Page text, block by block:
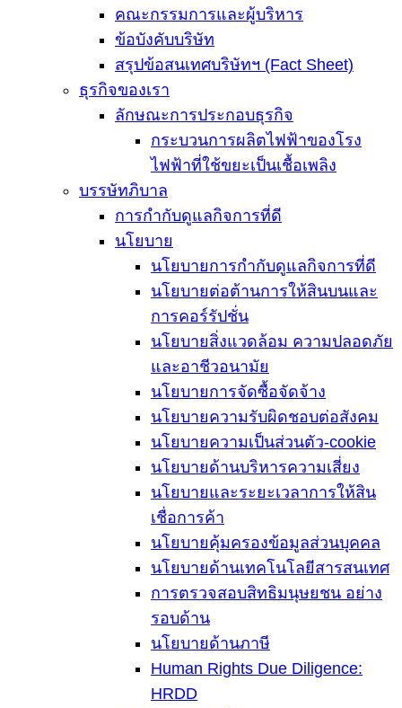
คณะกรรมการและผู้บริหาร
ข้อบังคับบริษัท
สรุปข้อสนเทศบริษัทฯ (Fact Sheet)
ธุรกิจของเรา
ลักษณะการประกอบธุรกิจ
กระบวนการผลิตไฟฟ้าของโรง
ไฟฟ้าที่ใช้ขยะเป็นเชื้อเพลิง
บรรษัทภิบาล
การกำกับดูแลกิจการที่ดี
นโยบาย
นโยบายการกำกับดูแลกิจการที่ดี
นโยบายต่อต้านการให้สินบนและ
การคอร์รัปชั่น
นโยบายสิ่งแวดล้อม ความปลอดภัย
และอาชีวอนามัย
นโยบายการจัดซื้อจัดจ้าง
นโยบายความรับผิดชอบต่อสังคม
นโยบายความเป็นส่วนตัว-cookie
นโยบายด้านบริหารความเสี่ยง
นโยบายและระยะเวลาการให้สิน
เชื่อการค้า
นโยบายคุ้มครองข้อมูลส่วนบุคคล
นโยบายด้านเทคโนโลยีสารสนเทศ
การตรวจสอบสิทธิมนุษยชน อย่าง
รอบด้าน
นโยบายด้านภาษี
Human Rights Due Diligence:
HRDD